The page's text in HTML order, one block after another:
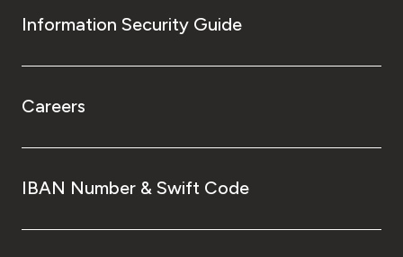
Information Security Guide
Careers
IBAN Number & Swift Code